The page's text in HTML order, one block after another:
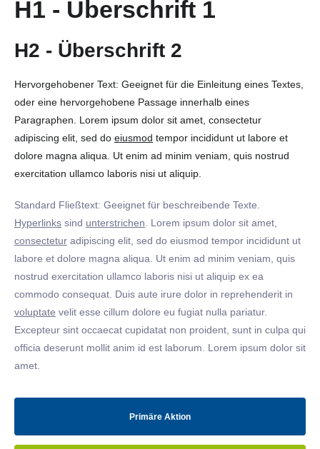
H1 - Überschrift 1
H2 - Überschrift 2
Hervorgehobener Text: Geeignet für die Einleitung eines Textes,
oder eine hervorgehobene Passage innerhalb eines
Paragraphen. Lorem ipsum dolor sit amet, consectetur
adipiscing elit, sed do eiusmod tempor incididunt ut labore et
dolore magna aliqua. Ut enim ad minim veniam, quis nostrud
exercitation ullamco laboris nisi ut aliquip.
Standard Fließtext: Geeignet für beschreibende Texte.
Hyperlinks sind unterstrichen . Lorem ipsum dolor sit amet,
consectetur adipiscing elit, sed do eiusmod tempor incididunt ut
labore et dolore magna aliqua. Ut enim ad minim veniam, quis
nostrud exercitation ullamco laboris nisi ut aliquip ex ea
commodo consequat. Duis aute irure dolor in reprehenderit in
voluptate velit esse cillum dolore eu fugiat nulla pariatur.
Excepteur sint occaecat cupidatat non proident, sunt in culpa qui
officia deserunt mollit anim id est laborum. Lorem ipsum dolor sit
amet.
Primäre Aktion